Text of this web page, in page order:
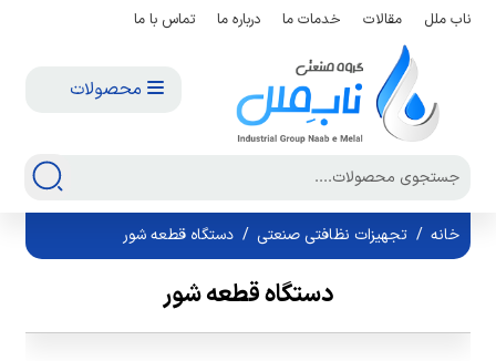
محصولات
ناب ملل مقالات خدمات ما درباره ما تماس با ما
خانه / تجهیزات نظافتی صنعتی / دستگاه قطعه شور
دستگاه قطعه شور